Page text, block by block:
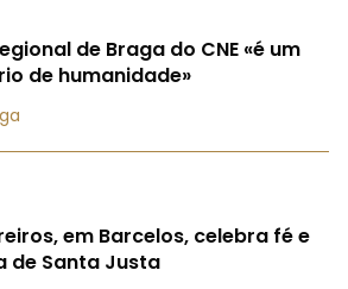
de Braga do CNE «é um
de humanidade»
em Barcelos, celebra fé e
de Santa Justa